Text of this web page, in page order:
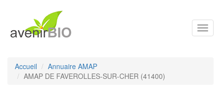
Accueil
Annuaire AMAP
AMAP DE FAVEROLLES-SUR-CHER (41400)